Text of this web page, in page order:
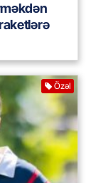
Özəl